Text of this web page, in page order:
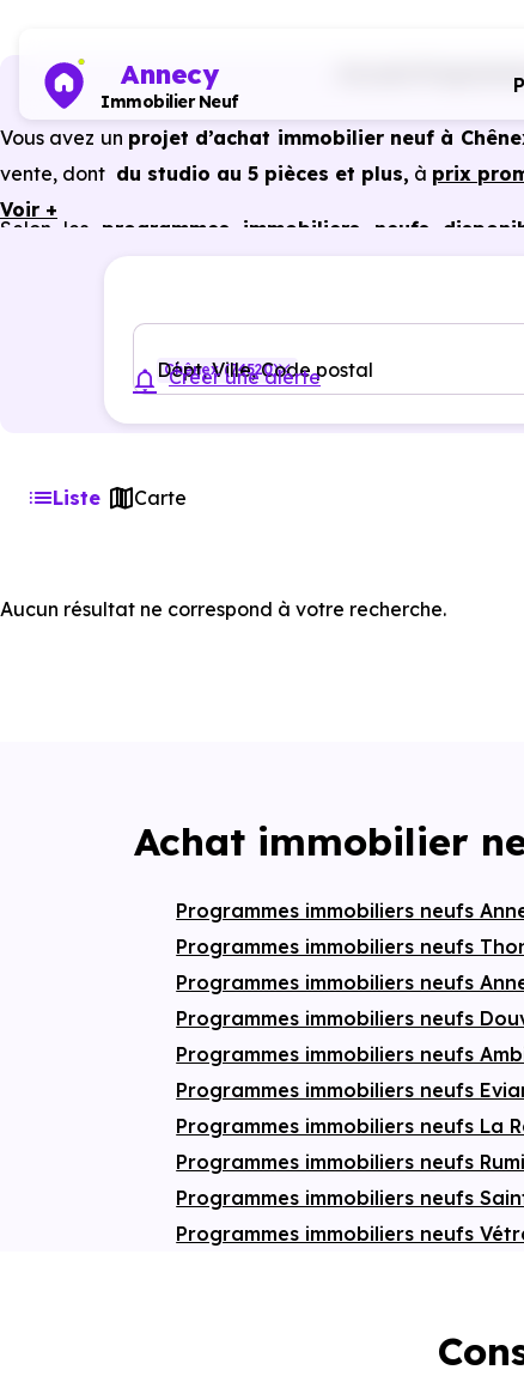
Annecy
Immobilier Neuf
Vous avez un projet d’achat immobilier neuf à
vente, dont du studio au 5 pièces et plus, à prix
Selon les programmes immobiliers neufs
Voir +
Dépt, Ville, Code postal
Chênex (74520)
Créer une alerte
Liste Carte
Aucun résultat ne correspond à votre recherche.
Achat immobilier
Programmes immobiliers neufs
Programmes immobiliers neufs
Programmes immobiliers neufs
Programmes immobiliers neufs
Programmes immobiliers neufs
Programmes immobiliers neufs
Programmes immobiliers neufs La
Programmes immobiliers neufs
Programmes immobiliers neufs
Programmes immobiliers neufs